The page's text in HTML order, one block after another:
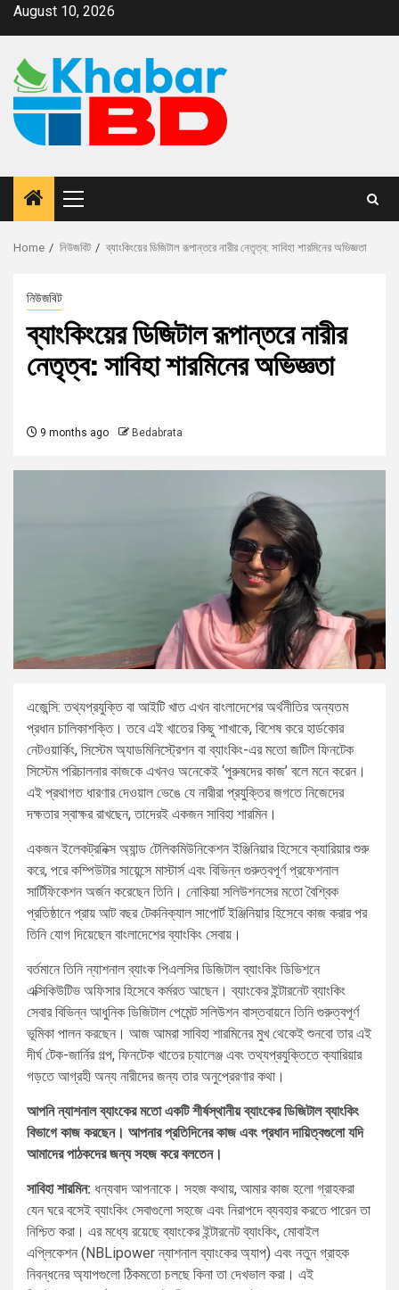
August 10, 2026
Home নিউজবিট ব্যাংকিংয়ের ডিজিটাল রূপান্তরে নারীর নেতৃত্ব: সাবিহা শারমিনের অভিজ্ঞতা
নিউজবিট
ব্যাংকিংয়ের ডিজিটাল রূপান্তরে নারীর
নেতৃত্ব: সাবিহা শারমিনের অভিজ্ঞতা
9 months ago Bedabrata
এজেন্সি: তথ্যপ্রযুক্তি বা আইটি খাত এখন বাংলাদেশের অর্থনীতির অন্যতম
প্রধান চালিকাশক্তি। তবে এই খাতের কিছু শাখাকে, বিশেষ করে হার্ডকোর
নেটওয়ার্কিং, সিস্টেম অ্যাডমিনিস্ট্রেশন বা ব্যাংকিং-এর মতো জটিল ফিনটেক
সিস্টেম পরিচালনার কাজকে এখনও অনেকেই ‘পুরুষদের কাজ’ বলে মনে করেন।
এই প্রথাগত ধারণার দেওয়াল ভেঙে যে নারীরা প্রযুক্তির জগতে নিজেদের
দক্ষতার স্বাক্ষর রাখছেন, তাদেরই একজন সাবিহা শারমিন।
একজন ইলেকট্রনিক্স অ্যান্ড টেলিকমিউনিকেশন ইঞ্জিনিয়ার হিসেবে ক্যারিয়ার শুরু
করে, পরে কম্পিউটার সায়েন্সে মাস্টার্স এবং বিভিন্ন গুরুত্বপূর্ণ প্রফেশনাল
সার্টিফিকেশন অর্জন করেছেন তিনি। নোকিয়া সলিউশনসের মতো বৈশ্বিক
প্রতিষ্ঠানে প্রায় আট বছর টেকনিক্যাল সাপোর্ট ইঞ্জিনিয়ার হিসেবে কাজ করার পর
তিনি যোগ দিয়েছেন বাংলাদেশের ব্যাংকিং সেবায়।
বর্তমানে তিনি ন্যাশনাল ব্যাংক পিএলসির ডিজিটাল ব্যাংকিং ডিভিশনে
এক্সিকিউটিভ অফিসার হিসেবে কর্মরত আছেন। ব্যাংকের ইন্টারনেট ব্যাংকিং
সেবার বিভিন্ন আধুনিক ডিজিটাল পেমেন্ট সলিউশন বাস্তবায়নে তিনি গুরুত্বপূর্ণ
ভূমিকা পালন করছেন। আজ আমরা সাবিহা শারমিনের মুখ থেকেই শুনবো তার এই
দীর্ঘ টেক-জার্নির গল্প, ফিনটেক খাতের চ্যালেঞ্জ এবং তথ্যপ্রযুক্তিতে ক্যারিয়ার
গড়তে আগ্রহী অন্য নারীদের জন্য তার অনুপ্রেরণার কথা।
আপনি ন্যাশনাল ব্যাংকের মতো একটি শীর্ষস্থানীয় ব্যাংকের ডিজিটাল ব্যাংকিং
বিভাগে কাজ করছেন। আপনার প্রতিদিনের কাজ এবং প্রধান দায়িত্বগুলো যদি
আমাদের পাঠকদের জন্য সহজ করে বলতেন।
সাবিহা শারমিন: ধন্যবাদ আপনাকে। সহজ কথায়, আমার কাজ হলো গ্রাহকরা
যেন ঘরে বসেই ব্যাংকিং সেবাগুলো সহজে এবং নিরাপদে ব্যবহার করতে পারেন তা
নিশ্চিত করা। এর মধ্যে রয়েছে ব্যাংকের ইন্টারনেট ব্যাংকিং, মোবাইল
এপ্লিকেশন (NBLipower ন্যাশনাল ব্যাংকের অ্যাপ) এবং নতুন গ্রাহক
নিবন্ধনের অ্যাপগুলো ঠিকমতো চলছে কিনা তা দেখভাল করা। এই